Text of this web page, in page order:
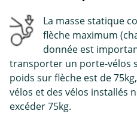
La masse statique
flèche maximum
donnée est
transporter un porte-vélos
poids sur flèche est de
vélos et des vélos installés
excéder 75kg.